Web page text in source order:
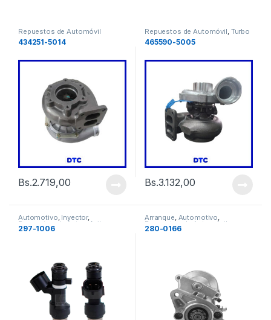
Repuestos de Automóvil
434251-5014
Bs.2.719,00
Repuestos de Automóvil Turbo
465590-5005
Bs.3.132,00
Automotivo, Inyector,
Repuestos de Automóvil
297-1006
Arranque, Automotivo,
Repuestos de Automóvil
280-0166